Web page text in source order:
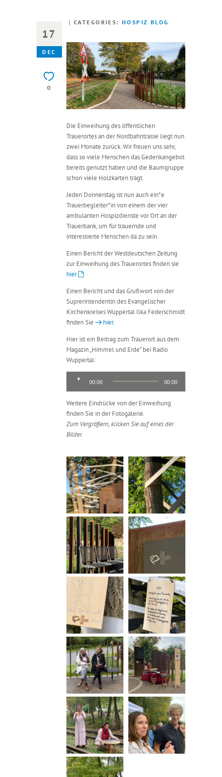
17
DEC
0
CATEGORIES:HOSPIZ BLOG
Die Einweihung des öffentlichen
Trauerortes an der Nordbahntrasse liegt nun
zwei Monate zurück. Wir freuen uns sehr,
dass so viele Menschen das Gedenkangebot
bereits genutzt haben und die Baumgruppe
schon viele Holzkarten trägt.
Jeden Donnerstag ist nun auch ein*e
Trauerbegleiter*in von einem der vier
ambulanten Hospizdienste vor Ort an der
Trauerbank, um für trauernde und
interessierte Menschen da zu sein.
Einen Bericht der Westdeutschen Zeitung
zur Einweihung des Trauerortes finden sie
hier
Einen Bericht und das Grußwort von der
Suprerintendentin des Evangelischer
Kirchenkreises Wuppertal Ilka Federschmidt
finden Sie
hier.
Hier ist ein Beitrag zum Trauerort aus dem
Magazin „Himmel und Erde“ bei Radio
Wuppertal:
Audio-
00:00 00:00
Weitere Eindrücke von der Einweihung
finden Sie in der Fotogalerie.
Zum Vergrößern, klicken Sie auf eines der
Bilder.